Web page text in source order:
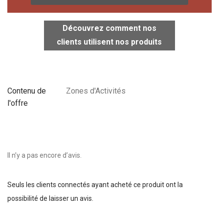
Découvrez comment nos
clients utilisent nos produits
Contenu de
l'offre
Zones d'Activités
Il n’y a pas encore d’avis.
Seuls les clients connectés ayant acheté ce produit ont la
possibilité de laisser un avis.